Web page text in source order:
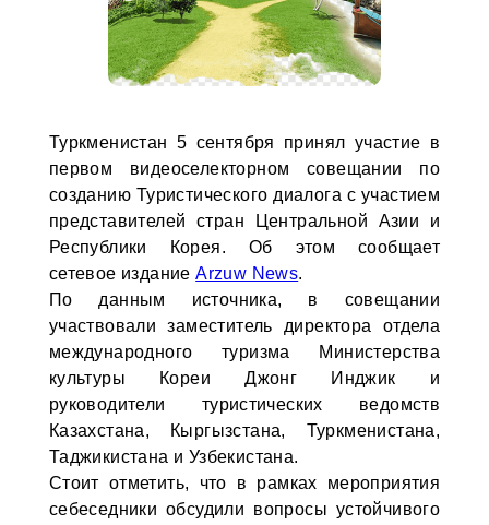
Туркменистан 5 сентября принял участие в
первом видеоселекторном совещании по
созданию Туристического диалога с участием
представителей стран Центральной Азии и
Республики Корея. Об этом сообщает
сетевое изданиеArzuw News.
По данным источника, в совещании
участвовали заместитель директора отдела
международного туризма Министерства
культуры Кореи Джонг Инджик и
руководители туристических ведомств
Казахстана, Кыргызстана, Туркменистана,
Таджикистана и Узбекистана.
Стоит отметить, что в рамках мероприятия
себеседники обсудили вопросы устойчивого